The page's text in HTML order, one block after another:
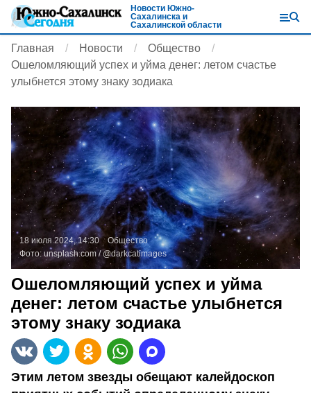
Новости Южно-
Сахалинска и
Сахалинской области
Главная Новости
Общество
Ошеломляющий успех и уйма денег: летом счастье
улыбнется этому знаку зодиака
18 июля 2024, 14:30
Общество
Фото:unsplash.com/ @darkcatimages
Ошеломляющий успех и уйма
денег: летом счастье улыбнется
этому знаку зодиака
Этим летом звезды обещают калейдоскоп